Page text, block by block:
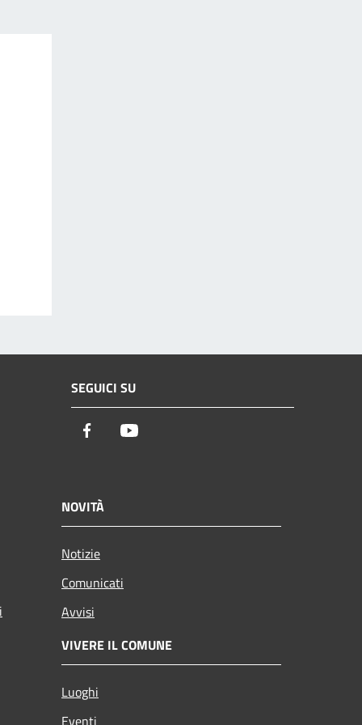
SEGUICI SU
Facebook
NOVITÀ
Notizie
Comunicati
Avvisi
VIVERE IL COMUNE
Luoghi
Eventi